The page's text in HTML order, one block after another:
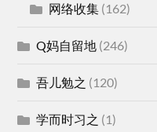
网络收集 (162)
Q妈自留地 (246)
吾儿勉之 (120)
学而时习之 (1)